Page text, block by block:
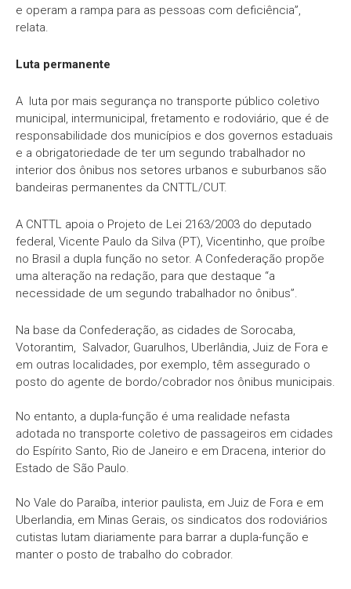
e operam a rampa para as pessoas com deficiência”,
relata.
Luta permanente
A luta por mais segurança no transporte público coletivo
municipal, intermunicipal, fretamento e rodoviário, que é de
responsabilidade dos municípios e dos governos estaduais
e a obrigatoriedade de ter um segundo trabalhador no
interior dos ônibus nos setores urbanos e suburbanos são
bandeiras permanentes da CNTTL/CUT.
A CNTTL apoia o Projeto de Lei 2163/2003 do deputado
federal, Vicente Paulo da Silva (PT), Vicentinho, que proíbe
no Brasil a dupla função no setor. A Confederação propõe
uma alteração na redação, para que destaque “a
necessidade de um segundo trabalhador no ônibus”.
Na base da Confederação, as cidades de Sorocaba,
Votorantim, Salvador, Guarulhos, Uberlândia, Juiz de Fora e
em outras localidades, por exemplo, têm assegurado o
posto do agente de bordo/cobrador nos ônibus municipais.
No entanto, a dupla-função é uma realidade nefasta
adotada no transporte coletivo de passageiros em cidades
do Espírito Santo, Rio de Janeiro e em Dracena, interior do
Estado de São Paulo.
No Vale do Paraíba, interior paulista, em Juiz de Fora e em
Uberlandia, em Minas Gerais, os sindicatos dos rodoviários
cutistas lutam diariamente para barrar a dupla-função e
manter o posto de trabalho do cobrador.